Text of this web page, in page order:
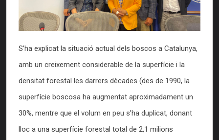
S’ha explicat la situació actual dels boscos a Catalunya,
amb un creixement considerable de la superfície i la
densitat forestal les darrers dècades (des de 1990, la
superfície boscosa ha augmentat aproximadament un
30%, mentre que el volum en peu s’ha duplicat, donant
lloc a una superfície forestal total de 2,1 milions